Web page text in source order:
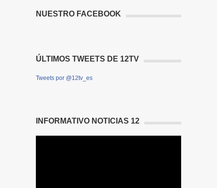
NUESTRO FACEBOOK
ÚLTIMOS TWEETS DE 12TV
Tweets por @12tv_es
INFORMATIVO NOTICIAS 12